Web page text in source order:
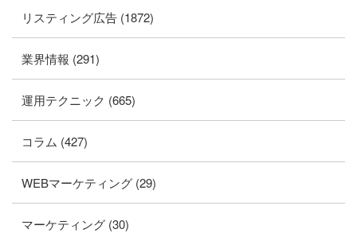
リスティング広告 (1872)
業界情報 (291)
運用テクニック (665)
コラム (427)
WEBマーケティング (29)
マーケティング (30)